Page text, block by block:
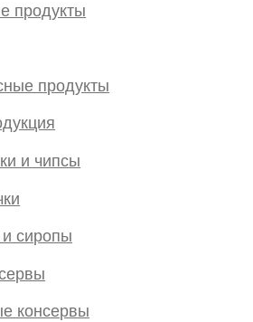
продукты
продукты
и чипсы
сиропы
консервы